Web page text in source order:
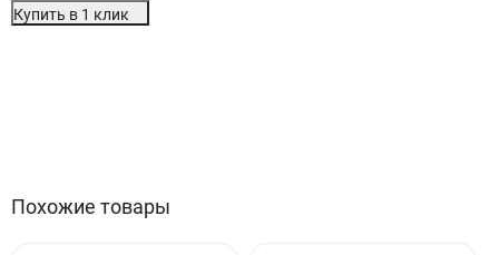
Купить в 1 клик
Похожие товары